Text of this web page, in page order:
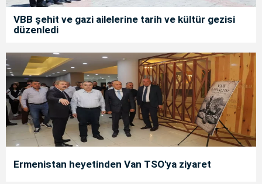
VBB şehit ve gazi ailelerine tarih ve kültür gezisi
düzenledi
Ermenistan heyetinden Van TSO'ya ziyaret